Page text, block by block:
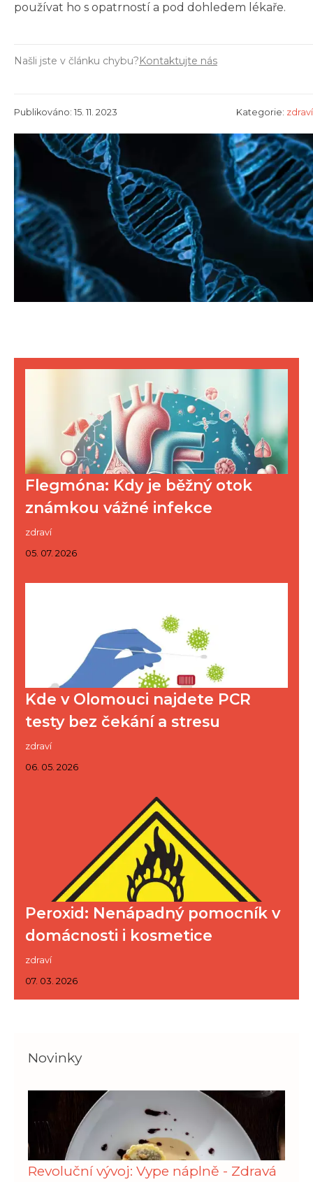
používat ho s opatrností a pod dohledem lékaře.
Našli jste v článku chybu?Kontaktujte nás
Publikováno: 15. 11. 2023 Kategorie: zdraví
Flegmóna: Kdy je běžný otok
známkou vážné infekce
zdraví
05. 07. 2026
Kde v Olomouci najdete PCR
testy bez čekání a stresu
zdraví
06. 05. 2026
Peroxid: Nenápadný pomocník v
domácnosti i kosmetice
zdraví
07. 03. 2026
Novinky
Revoluční vývoj: Vype náplně - Zdravá